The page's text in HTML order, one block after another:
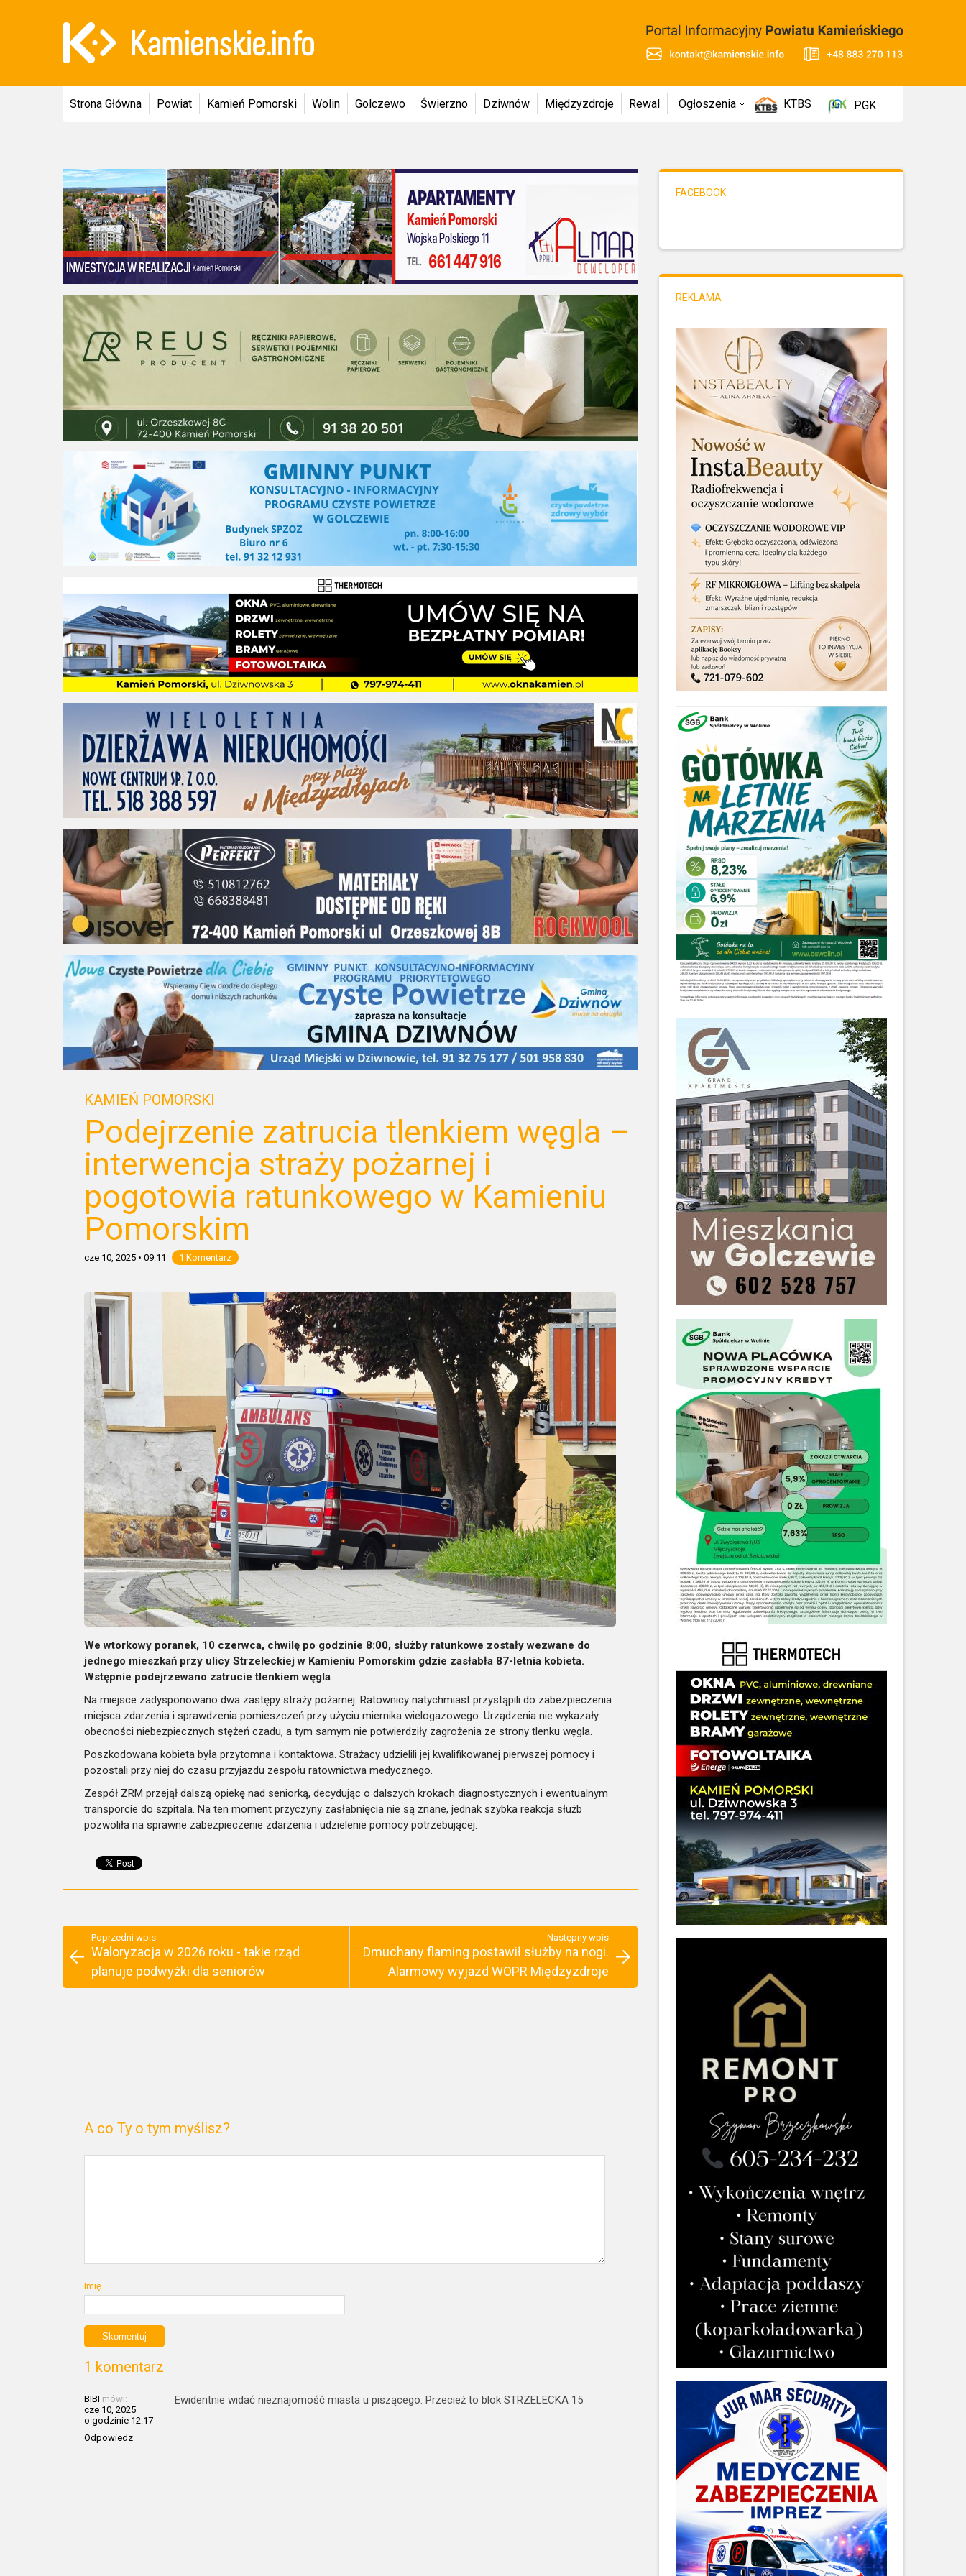
Strona Główna Powiat Kamień Pomorski Wolin Golczewo Świerzno Dziwnów Międzyzdroje Rewal Ogłoszenia KTBS PGK
KAMIEŃ POMORSKI
Podejrzenie zatrucia tlenkiem węgla –
interwencja straży pożarnej i
pogotowia ratunkowego w Kamieniu
Pomorskim
cze 10, 2025 • 09:11 1 Komentarz
We wtorkowy poranek, 10 czerwca, chwilę po godzinie 8:00, służby ratunkowe zostały wezwane do
jednego mieszkań przy ulicy Strzeleckiej w Kamieniu Pomorskim gdzie zasłabła 87-letnia kobieta.
Wstępnie podejrzewano zatrucie tlenkiem węgla.
Na miejsce zadysponowano dwa zastępy straży pożarnej. Ratownicy natychmiast przystąpili do zabezpieczenia
miejsca zdarzenia i sprawdzenia pomieszczeń przy użyciu miernika wielogazowego. Urządzenia nie wykazały
obecności niebezpiecznych stężeń czadu, a tym samym nie potwierdziły zagrożenia ze strony tlenku węgla.
Poszkodowana kobieta była przytomna i kontaktowa. Strażacy udzielili jej kwalifikowanej pierwszej pomocy i
pozostali przy niej do czasu przyjazdu zespołu ratownictwa medycznego.
Zespół ZRM przejął dalszą opiekę nad seniorką, decydując o dalszych krokach diagnostycznych i ewentualnym
transporcie do szpitala. Na ten moment przyczyny zasłabnięcia nie są znane, jednak szybka reakcja służb
pozwoliła na sprawne zabezpieczenie zdarzenia i udzielenie pomocy potrzebującej.
Poprzedni wpis
Waloryzacja w 2026 roku - takie rząd
planuje podwyżki dla seniorów
Następny wpis
Dmuchany flaming postawił służby na nogi.
Alarmowy wyjazd WOPR Międzyzdroje
A co Ty o tym myślisz?
Imię
1 komentarz
BIBI mówi:
cze 10, 2025
o godzinie 12:17
Odpowiedz
Ewidentnie widać nieznajomość miasta u piszącego. Przecież to blok STRZELECKA 15
FACEBOOK
REKLAMA